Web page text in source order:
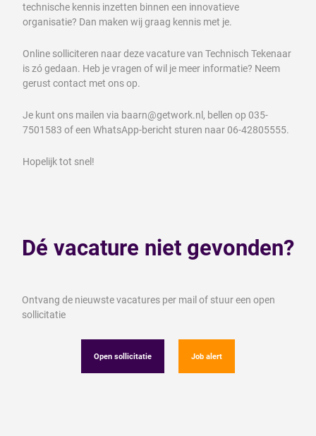
technische kennis inzetten binnen een innovatieve
organisatie? Dan maken wij graag kennis met je.
Online solliciteren naar deze vacature van Technisch Tekenaar
is zó gedaan. Heb je vragen of wil je meer informatie? Neem
gerust contact met ons op.
Je kunt ons mailen via baarn@getwork.nl, bellen op 035-
7501583 of een WhatsApp-bericht sturen naar 06-42805555.
Hopelijk tot snel!
Dé vacature niet gevonden?
Ontvang de nieuwste vacatures per mail of stuur een open
sollicitatie
Open sollicitatie Job alert